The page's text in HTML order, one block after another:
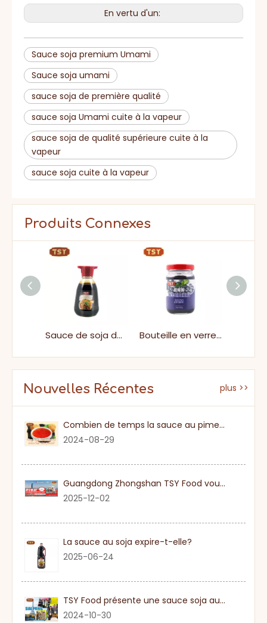
casher, ISO
En vertu d'un:
Sauce soja premium Umami
Sauce soja umami
sauce soja de première qualité
sauce soja Umami cuite à la vapeur
sauce soja de qualité supérieure cuite à la
vapeur
sauce soja cuite à la vapeur
Produits Connexes
Sauce de soja de soudure de sushi de marinade Bouteille en verre Fresh Exquisite Fruity Bruleberry Jam
Nouvelles Récentes plus >>
Combien de temps la sauce au piment sucré
2024-08-29
Guangdong Zhongshan TSY Food vous invite sincèrement à visiter l'exposition Gulfood de Dubaï 2026
2025-12-02
La sauce au soja expire-t-elle?
2025-06-24
TSY Food présente une sauce soja authentique au SIAL PARIS 2024
2024-10-30